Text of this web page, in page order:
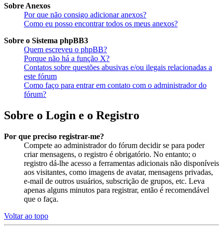
Sobre Anexos
Por que não consigo adicionar anexos?
Como eu posso encontrar todos os meus anexos?
Sobre o Sistema phpBB3
Quem escreveu o phpBB?
Porque não há a função X?
Contatos sobre questões abusivas e/ou ilegais relacionadas a
este fórum
Como faço para entrar em contato com o administrador do
fórum?
Sobre o Login e o Registro
Por que preciso registrar-me?
Compete ao administrador do fórum decidir se para poder
criar mensagens, o registro é obrigatório. No entanto; o
registro dá-lhe acesso a ferramentas adicionais não disponíveis
aos visitantes, como imagens de avatar, mensagens privadas,
e-mail de outros usuários, subscrição de grupos, etc. Leva
apenas alguns minutos para registrar, então é recomendável
que o faça.
Voltar ao topo